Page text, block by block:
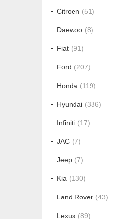
Citroen 51
Daewoo 8
Fiat 91
Ford 207
Honda 119
Hyundai 336
Infiniti 17
JAC 7
Jeep 7
Kia 130
Land Rover 43
Lexus 89